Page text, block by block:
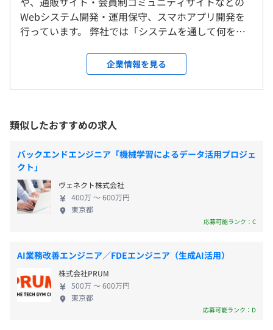
ズした、会員制コミュニティサイトの構築
・営業支援サイト・・・vTigerをカスタマイズした、日報
・ログ監視サービス
・バックアップサービス
・その他、調査
◆アプリ開発
・コラボアプリ
・自社アプリ
・エンジニアとして必要不可欠なコミュニケーションスキ
に合わせた具体的なHowToとして講習をおこないます。
・各種プログラミング言語やAWSなどのサービスについ
ては、ご自身が希望するeラーニング講座、セミナー受講
＜雇入時＞
東京本社および自宅、またはお客さま先
＜変更範囲＞
会社の定める場所
受動喫煙防止措置に関する事項
り）
※お客さま先により異なる
山手線「田町駅」から徒歩2分
勤務時間種別：専門業務型裁量労働制
1日の労働時間：8時間
※フレックス制度あり
休憩時間：休憩60分 ※昼食時間はお客様先により異なる
平均残業時間：平均10〜20時間
・完全週休 2日制（土・日）
・祝日
・慶弔休暇
・産前産後・育児休暇
Webシステム開発・運用保守、スマホアプリ開発を
行っています。 弊社では「システムを通して何を実
したヒアリングを行っています。システム開発の途中
段階においても、操作性などを改善＆改修。さらに
システムの運用教育に至るまでをトータルサポート
& Javaスクールや、コミュニケーション系セミナー
なども開催。専門用語を乱発するようなエンジニア
特有のコミュニケーションではなく、解りやすい説
明を心がけたセミナーは大変好評をいただいていま
す。
企業情報を見る
類似したおすすめの求人
バックエンドエンジニア「機械学習によるデータ活用プロジェ
クト」
ヴェネクト株式会社
400万 〜 600万円
東京都
応募可能ランク：C
AI業務改善エンジニア／FDEエンジニア（生成AI活用）
株式会社PRUM
500万 〜 600万円
東京都
応募可能ランク：D